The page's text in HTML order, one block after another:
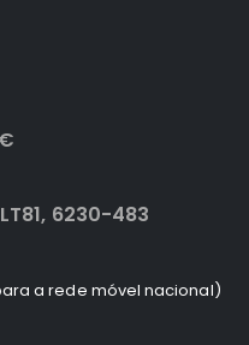
6230-483
a rede móvel nacional)